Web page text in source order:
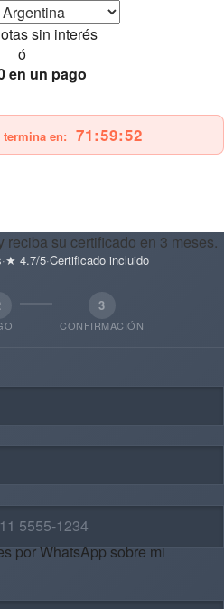
sin interés
ó
en un pago
termina en: 71:59:51
reciba su certificado en 3 meses.
·★ 4.7/5·Certificado incluido
3
CONFIRMACIÓN
por WhatsApp sobre mi